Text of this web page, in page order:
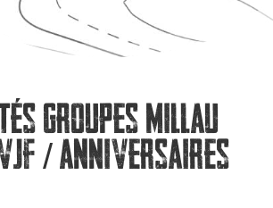
groupes Millau
/ anniversaires